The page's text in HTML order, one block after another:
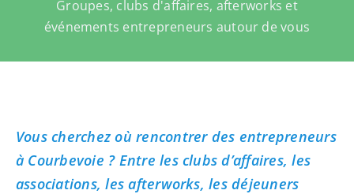
Groupes, clubs d'affaires, afterworks et
événements entrepreneurs autour de vous
Vous cherchez où rencontrer des entrepreneurs
à Courbevoie ? Entre les clubs d’affaires, les
associations, les afterworks, les déjeuners